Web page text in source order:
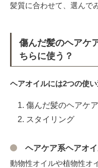
髪質に合わせて、選んで
傷んだ髪のヘアケ
ちらに使う？
ヘアオイルには2つの使い
傷んだ髪のヘアケア
スタイリング
ヘアケア系ヘアオ
動物性オイルや植物性オ